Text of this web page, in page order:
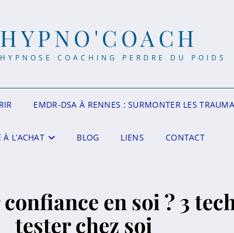
HYPNO'COACH
HYPNOSE COACHING PERDRE DU POIDS
EMDR-DSA À RENNES : SURMONTER LES
À L’ACHAT BLOG LIENS CONTACT
en soi ? 3
tester chez soi